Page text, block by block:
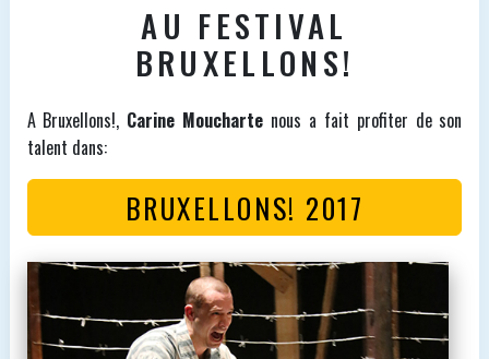
AU FESTIVAL
BRUXELLONS!
A Bruxellons!, Carine Moucharte nous a fait profiter de son
talent dans:
BRUXELLONS! 2017